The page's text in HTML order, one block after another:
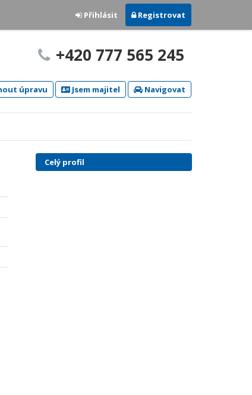
Přihlásit Registrovat
+420 777 565 245
úpravu Jsem majitel Navigovat
Celý profil